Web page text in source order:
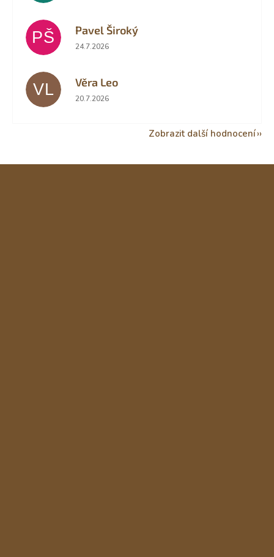
PŠ Pavel Široký
Hodnocení obchodu je 5 z 5 hvězdiček.
24.7.2026
VL Věra Leo
Hodnocení obchodu je 5 z 5 hvězdiček.
20.7.2026
Zobrazit další hodnocení